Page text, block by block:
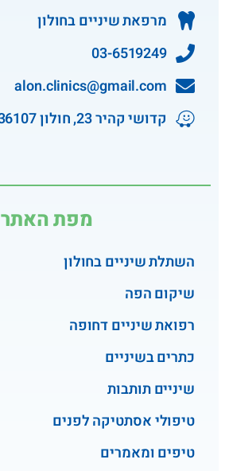
מרפאת שיניים בחולון
03-6519249
alon.clinics@gmail.com
קדושי קהיר 23, חולון 5836107, ישראל
מפת האתר
השתלת שיניים בחולון
שיקום הפה
רפואת שיניים דחופה
כתרים בשיניים
שיניים תותבות
טיפולי אסתטיקה לפנים
טיפים ומאמרים